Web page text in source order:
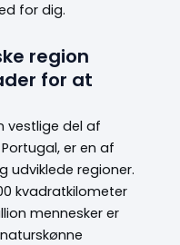
for dig.
region
for at
vestlige del af
er en af
udviklede regioner.
kvadratkilometer
mennesker er